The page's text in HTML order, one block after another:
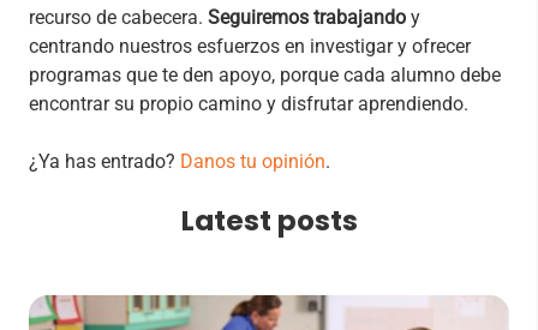
recurso de cabecera. Seguiremos trabajando y
centrando nuestros esfuerzos en investigar y ofrecer
programas que te den apoyo, porque cada alumno debe
encontrar su propio camino y disfrutar aprendiendo.
¿Ya has entrado? Danos tu opinión.
Latest posts